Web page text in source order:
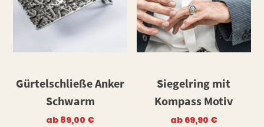
Gürtelschließe Anker
Schwarm
ab 89,00 €
Siegelring mit
Kompass Motiv
ab 69,90 €